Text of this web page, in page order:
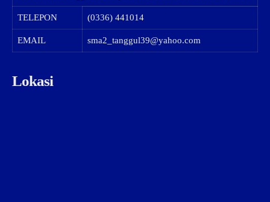
TELEPON (0336) 441014
EMAIL sma2_tanggul39@yahoo.com
Lokasi